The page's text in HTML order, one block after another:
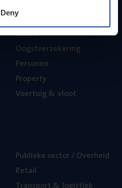
DenyMari­ne
Mili­eu
Oogst­ver­ze­ke­ring
Per­so­nen
Pro­per­ty
Voer­tuig& vloot
Publie­ke sec­tor / Overheid
Retail
Trans­port& logistiek